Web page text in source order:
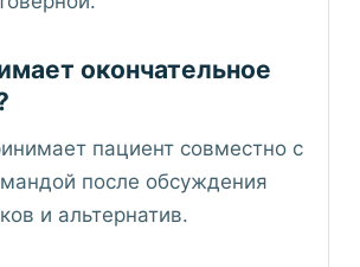
окончательное
пациент совместно с
после обсуждения
и альтернатив.